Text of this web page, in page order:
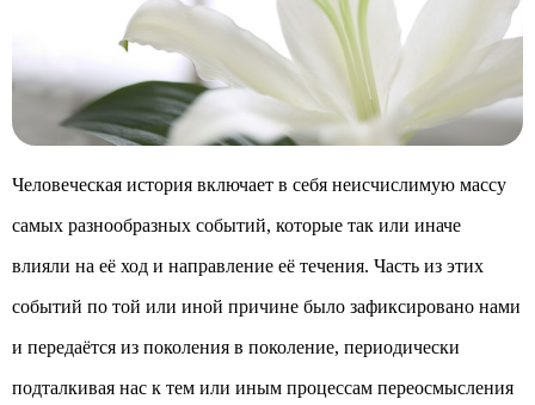
Человеческая история включает в себя неисчислимую массу
самых разнообразных событий, которые так или иначе
влияли на её ход и направление её течения. Часть из этих
событий по той или иной причине было зафиксировано нами
и передаётся из поколения в поколение, периодически
подталкивая нас к тем или иным процессам переосмысления